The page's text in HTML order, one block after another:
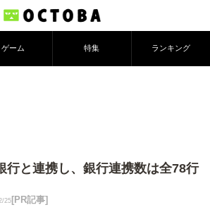
ゲーム 特集 ランキング
行と連携し、銀行連携数は全78行
25[PR記事]